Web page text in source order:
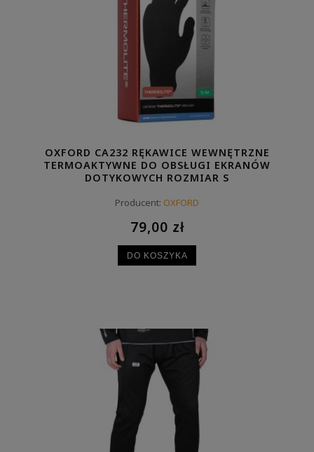
OXFORD CA232 RĘKAWICE WEWNĘTRZNE
TERMOAKTYWNE DO OBSŁUGI EKRANÓW
DOTYKOWYCH ROZMIAR S
Producent: OXFORD
79,00 zł
DO KOSZYKA